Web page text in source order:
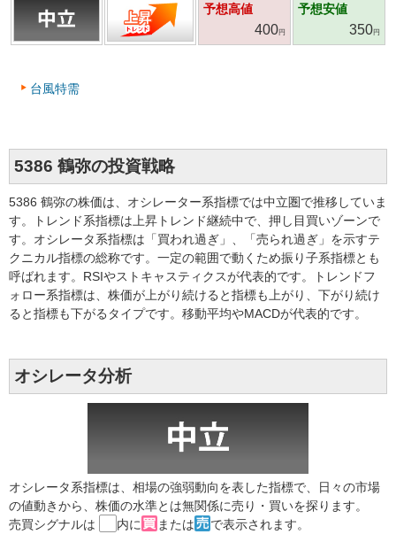
予想高値
400円
予想安値
350円
台風特需
5386 鶴弥の投資戦略
5386 鶴弥の株価は、オシレーター系指標では中立圏で推移していま
す。トレンド系指標は上昇トレンド継続中で、押し目買いゾーンで
す。オシレータ系指標は「買われ過ぎ」、「売られ過ぎ」を示すテ
クニカル指標の総称です。一定の範囲で動くため振り子系指標とも
呼ばれます。RSIやストキャスティクスが代表的です。トレンドフ
ォロー系指標は、株価が上がり続けると指標も上がり、下がり続け
ると指標も下がるタイプです。移動平均やMACDが代表的です。
オシレータ分析
オシレータ系指標は、相場の強弱動向を表した指標で、日々の市場
の値動きから、株価の水準とは無関係に売り・買いを探ります。
売買シグナルは
内に または で表示されます。